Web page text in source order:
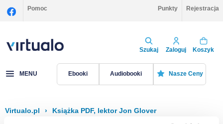
Pomoc Punkty Rejestracja
Szukaj Zaloguj Koszyk
MENU Ebooki Audiobooki Nasze Ceny
Virtualo.pl › Książka PDF, lektor Jon Glover